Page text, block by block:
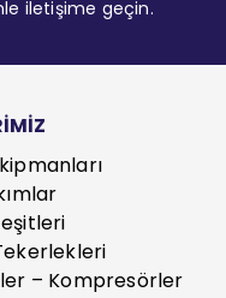
iletişime geçin.
– Kompresörler